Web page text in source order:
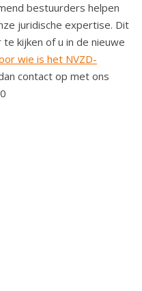
bestuurders helpen
juridische expertise. Dit
kijken of u in de nieuwe
wie is het NVZD-
contact op met ons